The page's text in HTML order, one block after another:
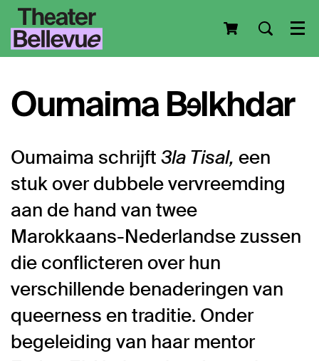
Oumaima Belkhdar
Oumaima schrijft 3la Tisal, een
stuk over dubbele vervreemding
aan de hand van twee
Marokkaans-Nederlandse zussen
die conflicteren over hun
verschillende benaderingen van
queerness en traditie. Onder
begeleiding van haar mentor